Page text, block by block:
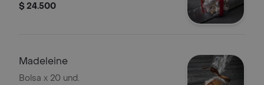
$ 24.500
Madeleine
Bolsa x 20 und.